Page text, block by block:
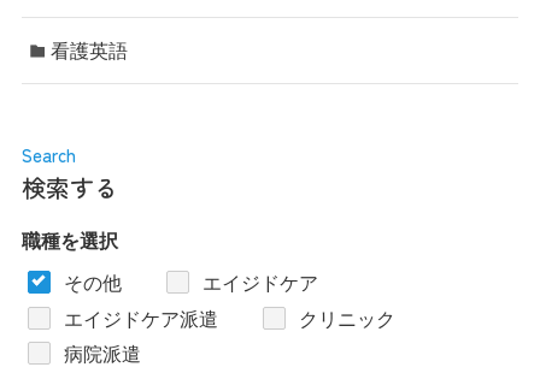
看護英語
Search
検索する
職種を選択
その他
エイジドケア
エイジドケア派遣
クリニック
病院派遣